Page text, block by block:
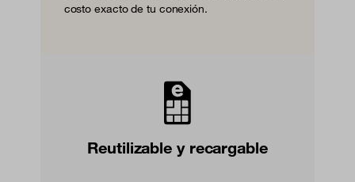
costo exacto de tu conexión.
Reutilizable y recargable